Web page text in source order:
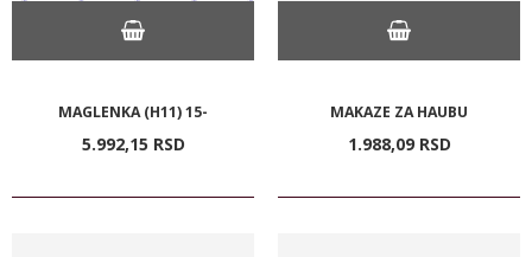
MAGLENKA (H11) 15-
5.992,15 RSD
MAKAZE ZA HAUBU
1.988,09 RSD